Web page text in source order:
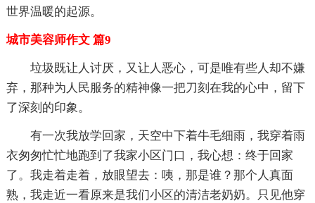
世界温暖的起源。
城市美容师作文 篇9
垃圾既让人讨厌，又让人恶心，可是唯有些人却不嫌
弃，那种为人民服务的精神像一把刀刻在我的心中，留下
了深刻的印象。
有一次我放学回家，天空中下着牛毛细雨，我穿着雨
衣匆匆忙忙地跑到了我家小区门口，我心想：终于回家
了。我走着走着，放眼望去：咦，那是谁？那个人真面
熟，我走近一看原来是我们小区的清洁老奶奶。只见他穿